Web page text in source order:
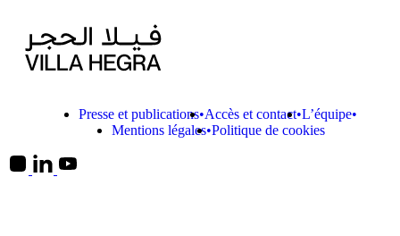
Presse et publications Accès et contact L’équipe
Mentions légales Politique de cookies